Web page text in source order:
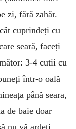
zi, fără zahăr.
cuprindeți cu
seară, faceți
3-4 cutii cu
într-o oală
până sea­ra,
de baie doar
nu vă ardeți.